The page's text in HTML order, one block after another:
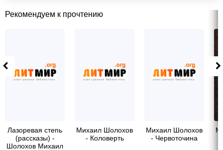
Рекомендуем к прочтению
Лазоревая степь
(рассказы) -
Шолохов Михаил
Михаил Шолохов
- Коловерть
Михаил Шолохов
- Червоточина